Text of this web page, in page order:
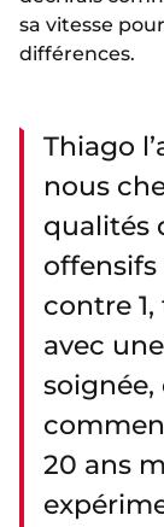
sa vitesse
différences.
Thiago
nous
qualités
offensifs
contre
avec
20 ans